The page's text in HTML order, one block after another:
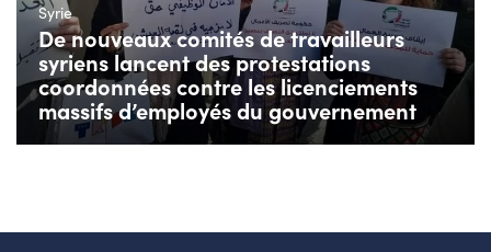
Syrie
De nouveaux comités de travailleurs
syriens lancent des protestations
coordonnées contre les licenciements
massifs d’employés du gouvernement